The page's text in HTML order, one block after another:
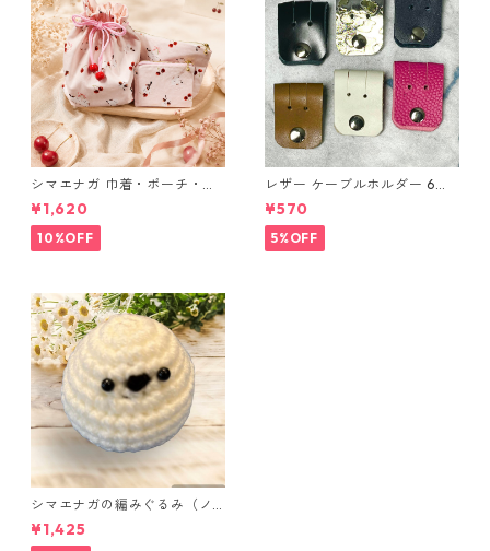
シマエナガ 巾着・ポーチ・ミ
ニポーチ(カード収納にも) ３
点セット さくらんぼ柄×淡いピ
ンク
¥1,620
10%OFF
レザー ケーブルホルダー 6個
セット
¥570
5%OFF
シマエナガの編みぐるみ（ノ
ーマル）
¥1,425